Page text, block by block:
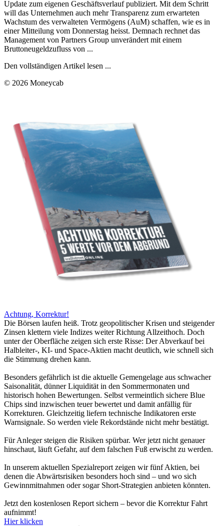
Update zum eigenen Geschäftsverlauf publiziert. Mit dem Schritt
will das Unternehmen auch mehr Transparenz zum erwarteten
Wachstum des verwalteten Vermögens (AuM) schaffen, wie es in
einer Mitteilung vom Donnerstag heisst. Demnach rechnet das
Management von Partners Group unverändert mit einem
Bruttoneugeldzufluss von ...
Den vollständigen Artikel lesen ...
© 2026 Moneycab
Achtung, Korrektur!
Die Börsen laufen heiß. Trotz geopolitischer Krisen und steigender
Zinsen klettern viele Indizes weiter Richtung Allzeithoch. Doch
unter der Oberfläche zeigen sich erste Risse: Der Abverkauf bei
Halbleiter-, KI- und Space-Aktien macht deutlich, wie schnell sich
die Stimmung drehen kann.
Besonders gefährlich ist die aktuelle Gemengelage aus schwacher
Saisonalität, dünner Liquidität in den Sommermonaten und
historisch hohen Bewertungen. Selbst vermeintlich sichere Blue
Chips sind inzwischen teuer bewertet und damit anfällig für
Korrekturen. Gleichzeitig liefern technische Indikatoren erste
Warnsignale. So werden viele Rekordstände nicht mehr bestätigt.
Für Anleger steigen die Risiken spürbar. Wer jetzt nicht genauer
hinschaut, läuft Gefahr, auf dem falschen Fuß erwischt zu werden.
In unserem aktuellen Spezialreport zeigen wir fünf Aktien, bei
denen die Abwärtsrisiken besonders hoch sind – und wo sich
Gewinnmitnahmen oder sogar Short-Strategien anbieten könnten.
Jetzt den kostenlosen Report sichern – bevor die Korrektur Fahrt
aufnimmt!
Hier klicken